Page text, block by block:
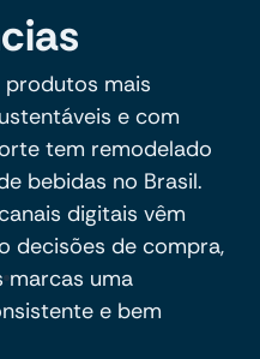
mais
e com
tem remodelado
bebidas no Brasil.
digitais vêm
decisões de compra,
marcas uma
e bem